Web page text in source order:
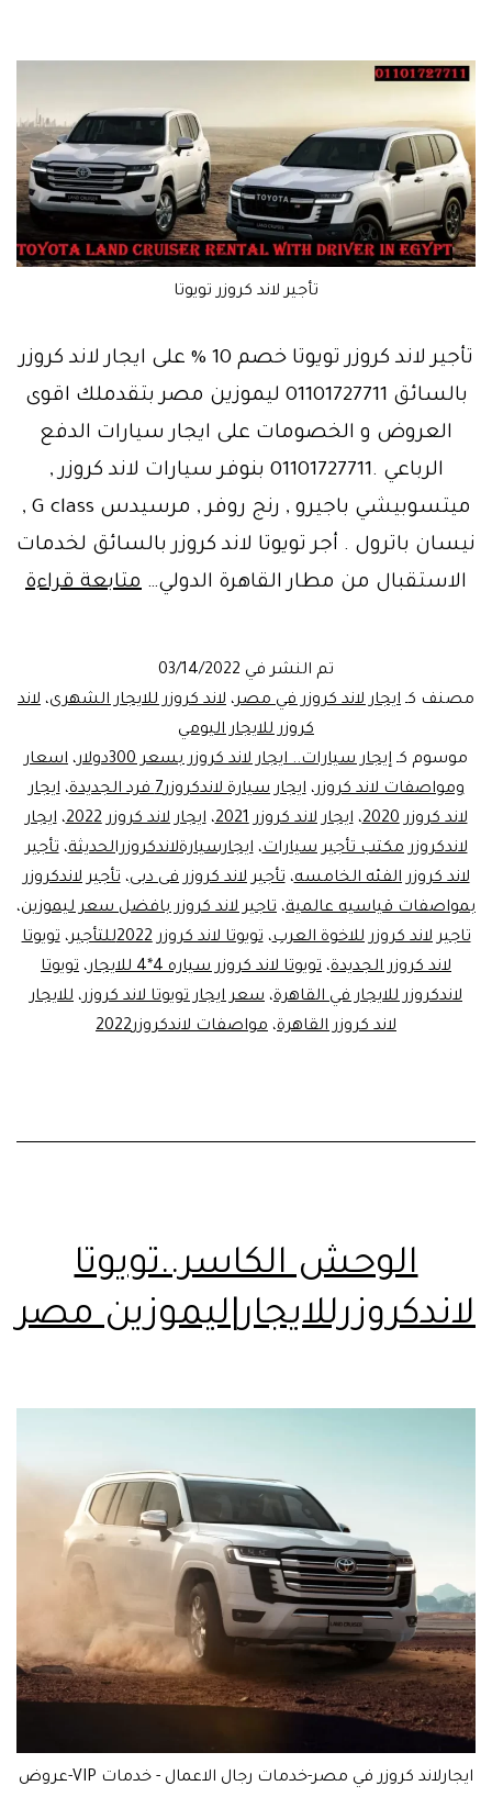
تأجير لاند كروزر تويوتا
تأجير لاند كروزر تويوتا خصم 10 % على ايجار لاند كروزر
بالسائق 01101727711 ليموزين مصر بتقدملك اقوى
العروض و الخصومات على ايجار سيارات الدفع
الرباعي .01101727711 بنوفر سيارات لاند كروزر ,
ميتسوبيشي باجيرو , رنج روفر , مرسيدس G class ,
نيسان باترول . أجر تويوتا لاند كروزر بالسائق لخدمات
الاستقبال من مطار القاهرة الدولي… متابعة قراءة
تم النشر في 03/14/2022
مصنف كـ ايجار لاند كروزر في مصر، لاند كروزر للايجار الشهرى، لاند
كروزر للايجار اليومي
موسوم كـ إيجار سيارات.. ايجار لاند كروزر بسعر 300دولار ، اسعار
ومواصفات لاند كروزر،ايجار سيارة لاندكروزر7 فرد الجديدة ،ايجار
لاند كروزر 2020
،ايجار لاند كروزر 2021 ،ايجار لاند كروزر 2022 ،ايجار
لاندكروزر مكتب تأجير سيارات،ايجارسيارةلاندكروزرالحديثة،تأجير
لاند كروزر الفئه الخامسه،تأجير لاند كروزر فى دبى،تأجير لاندكروزر
بمواصفات قياسيه عالمية، تاجير لاند كروزر بافضل سعر ليموزين،
تاجير لاند كروزر للاخوة العرب،تويوتا لاند كروزر 2022للتأجير ،تويوتا
لاند كروزر الجديدة، تويوتا لاند كروزر سياره 4*4 للايجار ، تويوتا
لاندكروزر للايجار في القاهرة، سعر ايجار تويوتا لاند كروزر، للايجار
لاند كروزر القاهرة، مواصفات لاندكروزر2022
الوحش الكاسر..تويوتا
لاندكروزرللايجار|ليموزين مصر
ايجارلاند كروزر في مصر-خدمات رجال الاعمال - خدمات VIP-عروض